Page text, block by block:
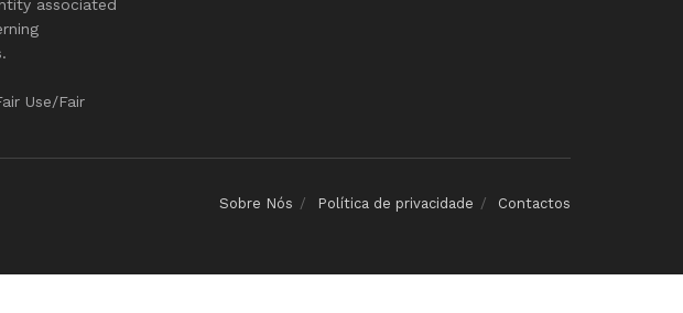
associated
Use/Fair
Sobre Nós Política de privacidade Contactos